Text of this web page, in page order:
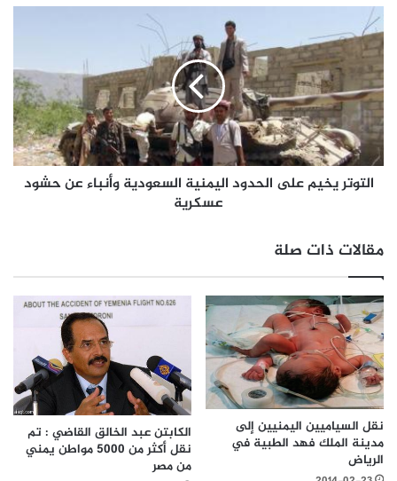
التوتر يخيم على الحدود اليمنية السعودية وأنباء عن حشود
عسكرية
مقالات ذات صلة
نقل السياميين اليمنيين إلى
مدينة الملك فهد الطبية في
الرياض
الكابتن عبد الخالق القاضي : تم
نقل أكثر من 5000 مواطن يمني
من مصر